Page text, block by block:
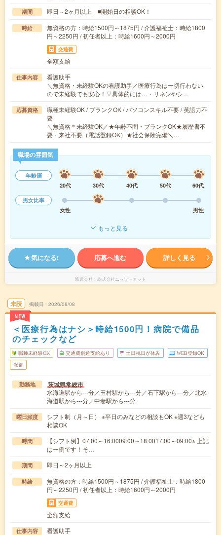
期間 即日～2ヶ月以上 ■開始日の相談OK！
時給
無資格の方：時給1500円～1875円 / 介護福祉士：時給1800
円～2250円 / 初任者以上：時給1600円～2000円
交通費
全額支給
仕事内容
看護助手
＼無資格・未経験OKの看護助手／医療行為は一切行わない
ので未経験でも安心！▽具体的には…・リネンやシ…
応募資格
職種未経験OK / ブランクOK / パソコンスキル不要 / 英語力不
要
＼無資格＊未経験OK／★年齢不問・ブランクOK★履歴書不
要・来社不要（電話登録OK）★社会保険完備＼…
職場の雰囲気
年齢層
20代
30代 40代 50代
60代
男女比率
女性
男性
もっと見る
気になる! 応募へ進む 詳しく見る
派遣会社 株式会社ニッソーネット
未読
NEW
掲載日 2026/08/08
＜医療行為はナシ＞時給1500円！病院で備品
のチェックなど
職種未経験OK 交通費別途支給あり 土日祝日が休み WEB登録OK
派遣
勤務地 茨城県常総市
水海道駅から---分／玉村駅から---分／石下駅から---分／北水
海道駅から---分／中妻駅から---分
曜日頻度
シフト制（月～日） ※平日のみなどの相談もOK ※週3なども
相談OK
時間
【シフト例】07:00～16:0009:00～18:0017:00～09:00※ 上記
は一例です！そ…
期間 即日～2ヶ月以上
時給
無資格の方：時給1500円～1875円 / 介護福祉士：時給1800
円～2250円 / 初任者以上：時給1600円～2000円
交通費
全額支給
仕事内容
看護助手